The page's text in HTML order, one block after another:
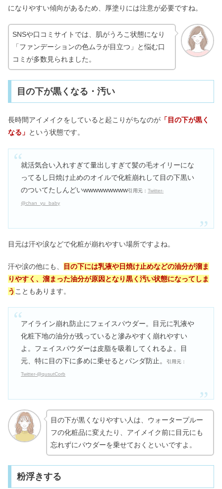
になりやすい傾向があるため、厚塗りには注意が必要ですね。
SNSや口コミサイトでは、肌がうろこ状態になり
「ファンデーションの色ムラが目立つ」と悩む口
コミが多数見られました。
目の下が黒くなる・汚い
長時間アイメイクをしていると起こりがちなのが 「目の下が黒く
なる」 という状態です。
就活気合い入れすぎて量出しすぎて髪の毛オイリーにな
ってるし日焼け止めのオイルで化粧崩れして目の下黒い
のついてたしんどいwwwwwwwww引用元：Twitter‐
@chan_yu_baby
目元は汗や涙などで化粧が崩れやすい場所ですよね。
汗や涙の他にも、
目の下には乳液や日焼け止めなどの油分が溜ま
りやすく、溜まった油分が原因となり黒く汚い状態になってしま
う こともあります。
アイライン崩れ防止にフェイスパウダー。目元に乳液や
化粧下地の油分が残っていると滲みやすく崩れやすい
よ。フェイスパウダーは皮脂を吸着してくれるよ。目
元、特に目の下に多めに乗せるとパンダ防止。
引用元：
Twitter‐@qusutCorb
目の下が黒くなりやすい人は、ウォータープルー
フの化粧品に変えたり、アイメイク前に目元にも
忘れずにパウダーを乗せておくといいですよ。
粉浮きする